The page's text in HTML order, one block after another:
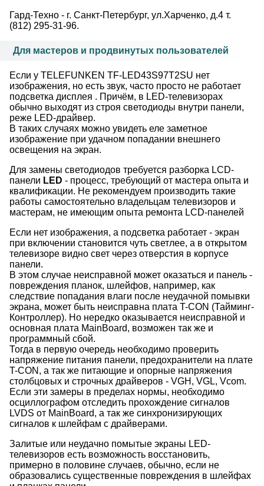
Гард-Техно - г. Санкт-Петербург, ул.Харченко, д.4 т.
(812) 295-31-96.
Для мастеров и продвинутых пользователей
Если у TELEFUNKEN TF-LED43S97T2SU нет
изображения, но есть звук, часто просто не работает
подсветка дисплея . Причём, в LED-телевизорах
обычно выходят из строя светодиоды внутри панели,
реже LED-драйвер.
В таких случаях можно увидеть еле заметное
изображение при удачном попадании внешнего
освещения на экран.
Для замены светодиодов требуется разборка LCD-
панели LED - процесс, требующий от мастера опыта и
квалификации. Не рекомендуем производить такие
работы самостоятельно владельцам телевизоров и
мастерам, не имеющим опыта ремонта LCD-панелей
Если нет изображения, а подсветка работает - экран
при включении становится чуть светлее, а в открытом
телевизоре видно свет через отверстия в корпусе
панели.
В этом случае неисправной может оказаться и панель -
повреждения планок, шлейфов, например, как
следствие попадания влаги после неудачной помывки
экрана, может быть неисправна плата T-CON (Тайминг-
Контроллер). Но нередко оказывается неисправной и
основная плата MainBoard, возможен так же и
программный сбой.
Тогда в первую очередь необходимо проверить
напряжение питания панели, предохранители на плате
T-CON, а так же питающие и опорные напряжения
столбцовых и строчных драйверов - VGH, VGL, Vcom.
Если эти замеры в пределах нормы, необходимо
осциллографом отследить прохождение сигналов
LVDS от MainBoard, а так же синхронизирующих
сигналов к шлейфам с драйверами.
Залитые или неудачно помытые экраны LED-
телевизоров есть возможность восстановить,
примерно в половине случаев, обычно, если не
образовались существенные повреждения в шлейфах